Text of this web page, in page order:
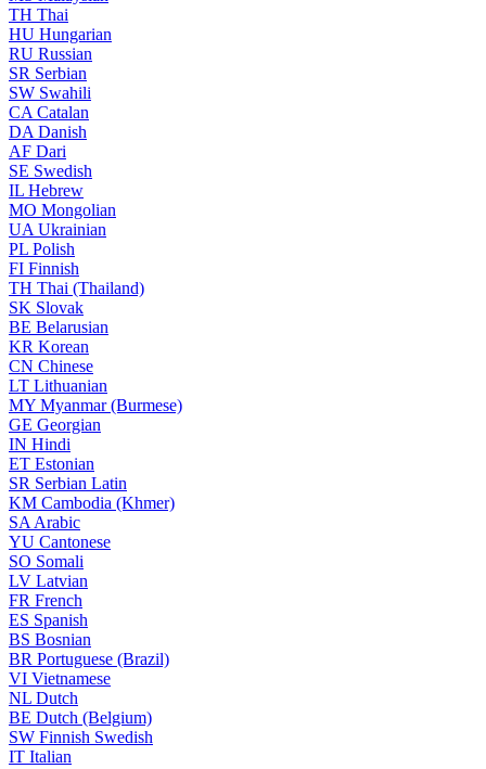
TH Thai
HU Hungarian
RU Russian
SR Serbian
SW Swahili
CA Catalan
DA Danish
AF Dari
SE Swedish
IL Hebrew
MO Mongolian
UA Ukrainian
PL Polish
FI Finnish
TH Thai (Thailand)
SK Slovak
BE Belarusian
KR Korean
CN Chinese
LT Lithuanian
MY Myanmar (Burmese)
GE Georgian
IN Hindi
ET Estonian
SR Serbian Latin
KM Cambodia (Khmer)
SA Arabic
YU Cantonese
SO Somali
LV Latvian
FR French
ES Spanish
BS Bosnian
BR Portuguese (Brazil)
VI Vietnamese
NL Dutch
BE Dutch (Belgium)
SW Finnish Swedish
IT Italian